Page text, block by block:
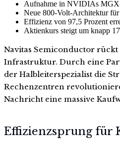
Aufnahme in NVIDIAs
Neue 800-Volt-Architektur
Effizienz von 97,5 Prozent
Aktienkurs steigt um knapp
Navitas Semiconductor
Infrastruktur. Durch eine
der Halbleiterspezialist die
Rechenzentren
Nachricht eine massive
Effizienzsprung für